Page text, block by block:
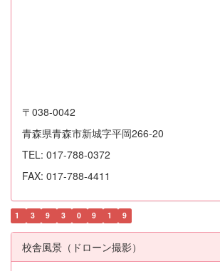
〒038-0042
青森県青森市新城字平岡266-20
TEL: 017-788-0372
FAX: 017-788-4411
1 3 9 3 0 9 1 9
校舎風景（ドローン撮影）